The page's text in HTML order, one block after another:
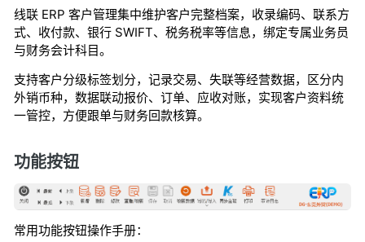
线联 ERP 客户管理集中维护客户完整档案，收录编码、联系方
式、收付款、银行 SWIFT、税务税率等信息，绑定专属业务员
与财务会计科目。
支持客户分级标签划分，记录交易、失联等经营数据，区分内
外销币种，数据联动报价、订单、应收对账，实现客户资料统
一管控，方便跟单与财务回款核算。
功能按钮
常用功能按钮操作手册：